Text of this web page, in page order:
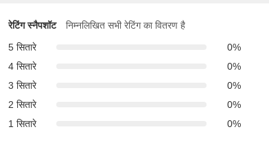
रेटिंग स्नैपशॉट
निम्नलिखित सभी रेटिंग का वितरण है
5 सितारे
0%
4 सितारे
0%
3 सितारे
0%
2 सितारे
0%
1 सितारे
0%